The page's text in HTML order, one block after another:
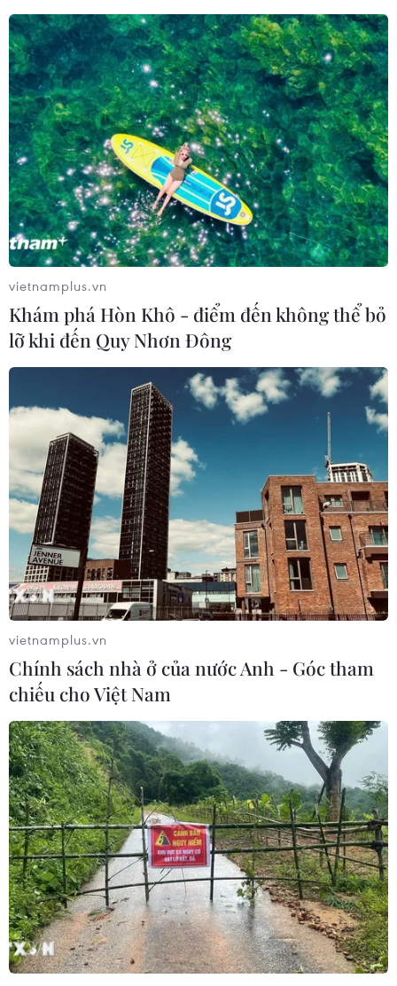
TIN CÙNG CHUYÊN MỤC
vietnamplus.vn
Khám phá Hòn Khô - điểm đến không thể bỏ
lỡ khi đến Quy Nhơn Đông
vietnamplus.vn
Chính sách nhà ở của nước Anh - Góc tham
chiếu cho Việt Nam